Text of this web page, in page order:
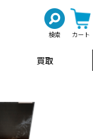
検索 カート
買取